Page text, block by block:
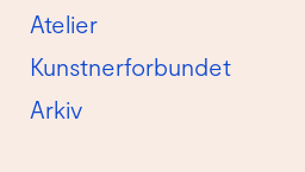
Atelier
Kunstnerforbundet
Arkiv